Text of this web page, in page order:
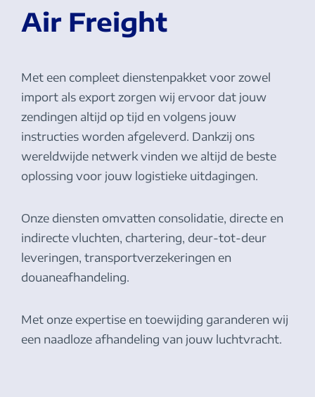
Air Freight
Met een compleet dienstenpakket voor zowel
import als export zorgen wij ervoor dat jouw
zendingen altijd op tijd en volgens jouw
instructies worden afgeleverd. Dankzij ons
wereldwijde netwerk vinden we altijd de beste
oplossing voor jouw logistieke uitdagingen.
Onze diensten omvatten consolidatie, directe en
indirecte vluchten, chartering, deur-tot-deur
leveringen, transportverzekeringen en
douaneafhandeling.
Met onze expertise en toewijding garanderen wij
een naadloze afhandeling van jouw luchtvracht.